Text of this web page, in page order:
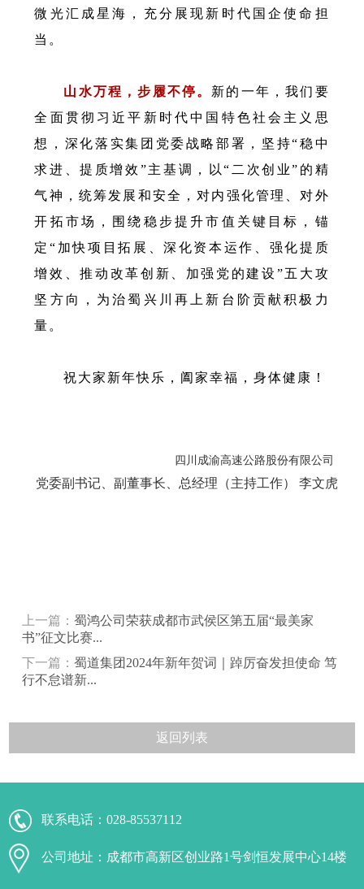
微光汇成星海，充分展现新时代国企使命担
当。
山水万程，步履不停。 新的一年，我们要
全面贯彻习近平新时代中国特色社会主义思
想，深化落实集团党委战略部署，坚持“稳中
求进、提质增效”主基调，以“二次创业”的精
气神，统筹发展和安全，对内强化管理、对外
开拓市场，围绕稳步提升市值关键目标，锚
定“加快项目拓展、深化资本运作、强化提质
增效、推动改革创新、加强党的建设”五大攻
坚方向，为治蜀兴川再上新台阶贡献积极力
量。
祝大家新年快乐，阖家幸福，身体健康！
四川成渝高速公路股份有限公司
党委副书记、副董事长、总经理（主持工作） 李文虎
上一篇：蜀鸿公司荣获成都市武侯区第五届“最美家
书”征文比赛...
下一篇：蜀道集团2024年新年贺词｜踔厉奋发担使命 笃
行不怠谱新...
返回列表
联系电话：028-85537112
公司地址：成都市高新区创业路1号剑恒发展中心14楼